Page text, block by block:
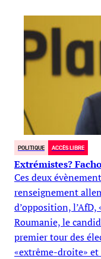
POLITIQUE ACCÈS LIBRE
Extrémistes?
Ces deux
renseignement
d’opposition,
Roumanie, le
premier tour des
«extrême-droite» et